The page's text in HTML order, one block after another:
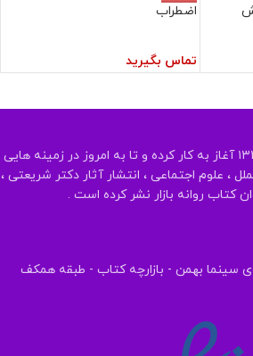
اضطراب
تماس بگیرید
انتشارات چاپخش از سال ۱۳۳۶ آغاز به کار کرده و تا به امروز در زمینه هایی
، علوم اجتماعی ، انتشار آثار دکتر شریعتی ،
سینما بهمن - بازارچه کتاب - طبقه همکف